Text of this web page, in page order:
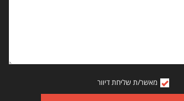
מאשר/ת שליחת דיוור